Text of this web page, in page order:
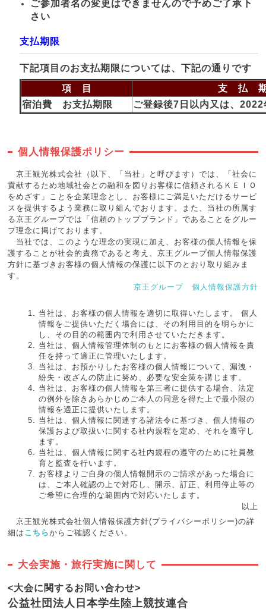
ご参加者名の変更はできませんので予めご了承下
さい
支払期限
下記項目のお支払期限については、下記の通りです
項 目
支 払
宿泊費 お支払期限
ご登録後7日以内又は、
個人情報保護ポリシー
京王観光株式会社（以下、「当社」と呼びます）では、「社会に
貢献するため地域社会との融和を図りお客様に信頼されるＫＥＩＯ
をめざす」ことを企業理念とし、お客様にご満足いただけるサービ
スを提供するよう業務に取り組んでおります。また、当社の所属す
る京王グループでは「信頼のトップブランド」であることをグルー
プ理念に掲げております。
当社では、このような理念の実現に加え、お客様の個人情報を保
護することが社会的責務であると考え、京王グループ個人情報保護
方針に基づきお客様の個人情報の保護に以下のとおり取り組みま
す。
京王グループ 個人情報保護方針
当社は、お客様の個人情報を適切に取得いたします。 個人
情報をご提供いただく場合には、その利用目的を明らかに
し、その目的の範囲内で利用させていただきます。
当社は、個人情報管理体制のもとにお客様の個人情報を責
任を持って適正に管理いたします。
当社は、お預かりしたお客様の個人情報について、漏洩・
紛失・改ざんの防止に努め、必要な安全策を講じます。
当社は、お客様の個人情報を第三者に提供する場合、法定
の例外を除きあらかじめご本人の同意を得た上で最小限の
情報を適正に提供いたします。
当社は、個人情報に関連する諸法令に基づき、個人情報の
保護および取扱いに関する社内規程を定め、それを遵守し
ます。
当社は、個人情報に関する社内規程の遵守のために社員教
育と監査を行います。
お客様よりご自身の個人情報開示のご請求があった場合に
は、ご本人確認の上で対応し、開示、訂正、利用停止等の
ご希望に合理的な範囲内で対応いたします。
以上
京王観光株式会社個人情報保護方針(プライバシーポリシー)の​​詳
細は こちらからご確認ください。
大会実施・旅行実施に関して
<大会に関するお問い合わせ>
公益社団法人日本学生陸上競技連合